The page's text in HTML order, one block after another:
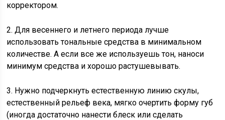
корректором.
2. Для весеннего и летнего периода лучше
использовать тональные средства в минимальном
количестве. А если все же используешь тон, наноси
минимум средства и хорошо растушевывать.
3. Нужно подчеркнуть естественную линию скулы,
естественный рельеф века, мягко очертить форму губ
(иногда достаточно нанести блеск или сделать